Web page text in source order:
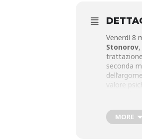
Venerdì 8
Stonorov
seconda
valore
Info:
MORE